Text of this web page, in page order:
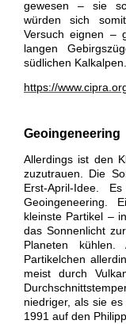
gewesen – sie
würden sich
Versuch eignen –
langen
südlichen
https://
Geoingeneering
Allerdings ist den
zuzutrauen. Die
Erst-April-Idee.
Geoingeneering.
kleinste Partikel –
das Sonnenlicht
Planeten
Partikelchen
meist durch
niedriger, als sie
1991 auf den